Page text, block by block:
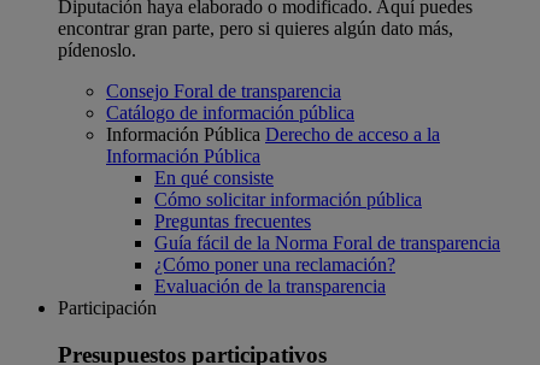
Diputación haya elaborado o modificado. Aquí puedes
encontrar gran parte, pero si quieres algún dato más,
pídenoslo.
Consejo Foral de transparencia
Catálogo de información pública
Información Pública Derecho de acceso a la
Información Pública
En qué consiste
Cómo solicitar información pública
Preguntas frecuentes
Guía fácil de la Norma Foral de transparencia
¿Cómo poner una reclamación?
Evaluación de la transparencia
Participación
Presupuestos participativos